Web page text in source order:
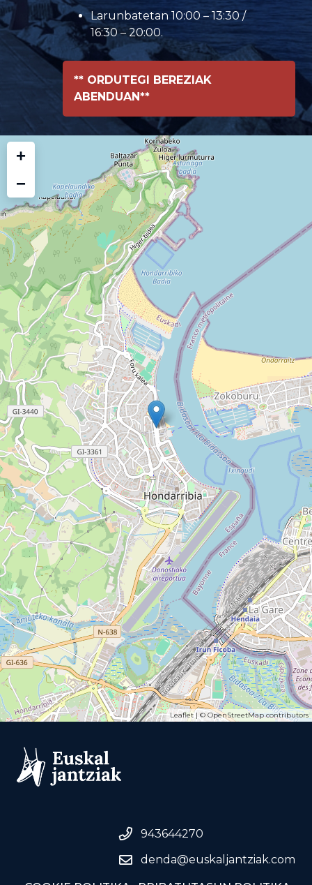
Larunbatetan 10:00 – 13:30 /
16:30 – 20:00.
** ORDUTEGI BEREZIAK
ABENDUAN**
+
−
Leaflet| © OpenStreetMapcontributors
943644270
denda@euskaljantziak.com